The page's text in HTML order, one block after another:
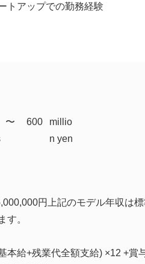
トアップでの勤務経験
​〜 600
millio
n yen
円上記のモデル年収は
す。
本給+残業代全額支給) ×12 +賞